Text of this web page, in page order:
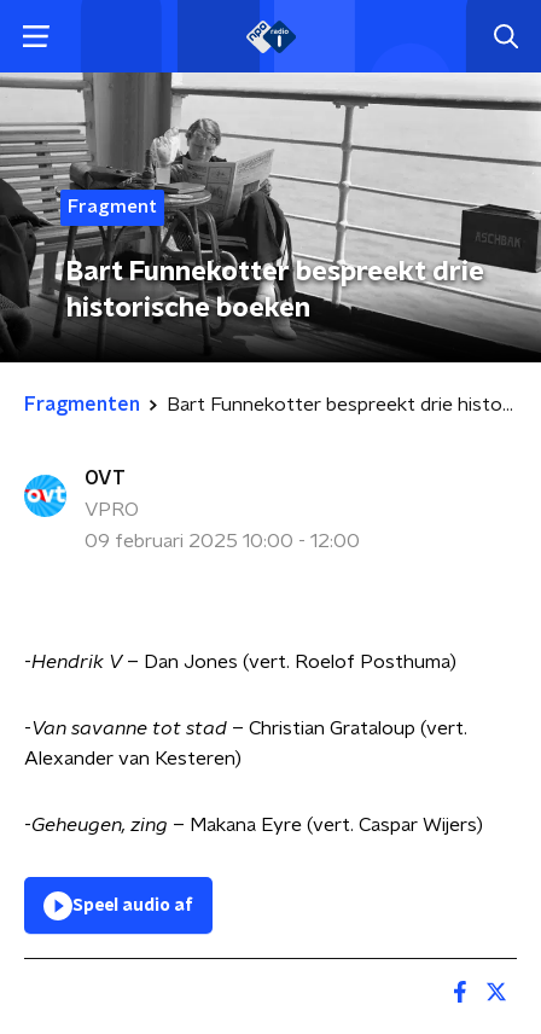
Fragment
Bart Funnekotter bespreekt drie
historische boeken
Fragmenten Bart Funnekotter bespreekt drie historische boeken
OVT
VPRO
09 februari 2025 10:00 - 12:00
-Hendrik V– Dan Jones (vert. Roelof Posthuma)
-Van savanne tot stad – Christian Grataloup (vert.
Alexander van Kesteren)
-Geheugen, zing – Makana Eyre (vert. Caspar Wijers)
Speel audio af